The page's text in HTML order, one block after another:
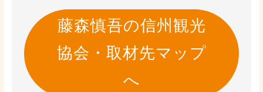
藤森慎吾の信州観光
協会・取材先マップ
へ